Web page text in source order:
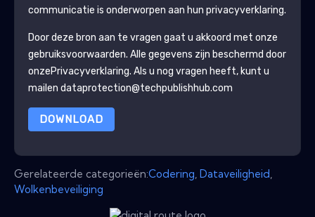
communicatie is onderworpen aan hun privacyverklaring.
Door deze bron aan te vragen gaat u akkoord met onze
gebruiksvoorwaarden. Alle gegevens zijn beschermd door
onzePrivacyverklaring. Als u nog vragen heeft, kunt u
mailen dataprotection@techpublishhub.com
DOWNLOAD
Gerelateerde categorieën:Codering Dataveiligheid
Wolkenbeveiliging